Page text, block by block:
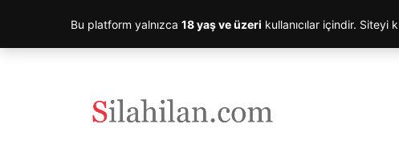
Bu platform yalnızca 18 yaş ve üzeri kullanıcılar içindir. Siteyi